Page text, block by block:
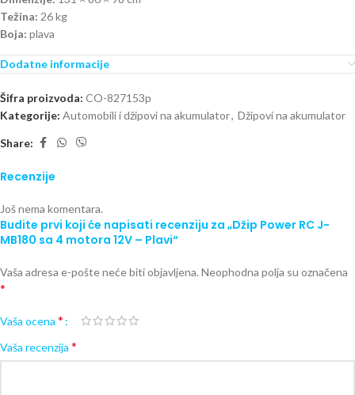
Težina: 26 kg
Boja: plava
Dodatne informacije
Šifra proizvoda: CO-827153p
Kategorije: Automobili i džipovi na akumulator, Džipovi na akumulator
Share:
Recenzije
Još nema komentara.
Budite prvi koji će napisati recenziju za „Džip Power RC J-
MB180 sa 4 motora 12V – Plavi“
Vaša adresa e-pošte neće biti objavljena. Neophodna polja su označena
*
Vaša ocena *
Vaša recenzija *